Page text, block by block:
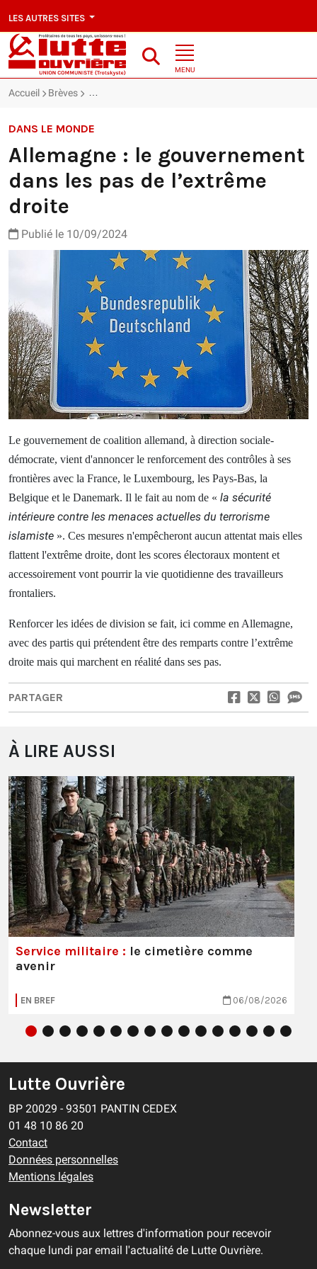
LES AUTRES SITES
MENU
Accueil Brèves Allemagne : le gouvernement dans les pas de
DANS LE MONDE
Allemagne : le gouvernement
dans les pas de l’extrême
droite
Publié le 10/09/2024
Le gouvernement de coalition allemand, à direction sociale-
démocrate, vient d'annoncer le renforcement des contrôles à ses
frontières avec la France, le Luxembourg, les Pays-Bas, la
Belgique et le Danemark. Il le fait au nom de « la sécurité
intérieure contre les menaces actuelles du terrorisme
islamiste ». Ces mesures n'empêcheront aucun attentat mais elles
flattent l'extrême droite, dont les scores électoraux montent et
accessoirement vont pourrir la vie quotidienne des travailleurs
frontaliers.
Renforcer les idées de division se fait, ici comme en Allemagne,
avec des partis qui prétendent être des remparts contre l’extrême
droite mais qui marchent en réalité dans ses pas.
PARTAGER
À LIRE AUSSI
Service militaire : le cimetière comme
avenir
EN BREF 06/08/2026
Lutte Ouvrière
BP 20029 - 93501 PANTIN CEDEX
01 48 10 86 20
Contact
Données personnelles
Mentions légales
Newsletter
Abonnez-vous aux lettres d'information pour recevoir
chaque lundi par email l'actualité de Lutte Ouvrière.